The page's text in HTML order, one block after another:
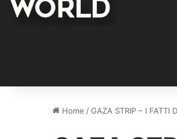
Home /GAZA STRIP – I FATTI